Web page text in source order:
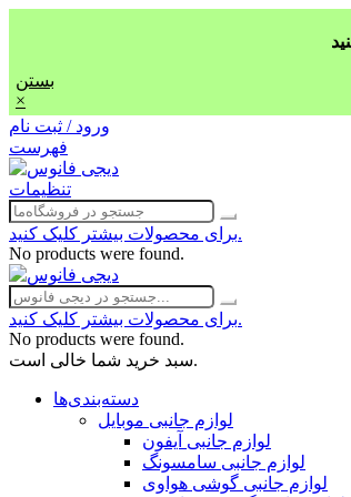
بستن
×
ورود / ثبت نام
فهرست
تنظیمات
برای محصولات بیشتر کلیک کنید.
No products were found.
برای محصولات بیشتر کلیک کنید.
No products were found.
سبد خرید شما خالی است.
دسته‌بندی‌ها
لوازم جانبی موبایل
لوازم جانبی آیفون
لوازم جانبی سامسونگ
لوازم جانبی گوشی هواوی